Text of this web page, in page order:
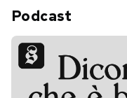
Podcast